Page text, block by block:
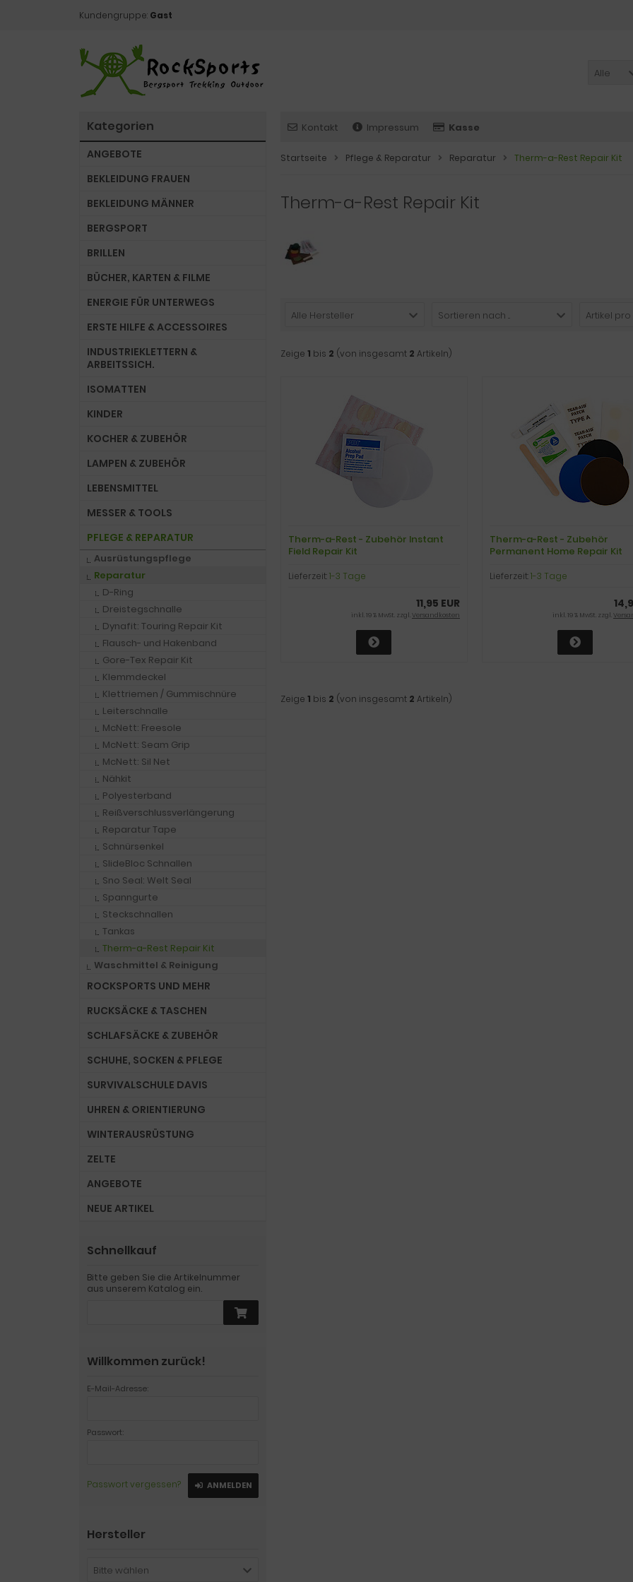
Kundengruppe: Gast
Alle
Kontakt Impressum Kasse
Startseite Pflege & Reparatur Reparatur Therm-a-Rest Repair Kit
Therm-a-Rest Repair Kit
Alle Hersteller Sortieren nach ... Artikel
Zeige 1 bis 2 (von insgesamt 2 Artikeln)
Therm-a-Rest - Zubehör Instant
Field Repair Kit
Lieferzeit:1-3 Tage
11,95 EUR
inkl. 19 % MwSt. zzgl.Versandkosten
Therm-a-Rest - Zubehör
Permanent Home Repair Kit
Lieferzeit:1-3 Tage
inkl. 19 % MwSt. zzgl.
Zeige 1 bis 2 (von insgesamt 2 Artikeln)
Kategorien
ANGEBOTE
BEKLEIDUNG FRAUEN
BEKLEIDUNG MÄNNER
BERGSPORT
BRILLEN
BÜCHER, KARTEN & FILME
ENERGIE FÜR UNTERWEGS
ERSTE HILFE & ACCESSOIRES
INDUSTRIEKLETTERN &
ARBEITSSICH.
ISOMATTEN
KINDER
KOCHER & ZUBEHÖR
LAMPEN & ZUBEHÖR
LEBENSMITTEL
MESSER & TOOLS
PFLEGE & REPARATUR
Ausrüstungspflege
Reparatur
D-Ring
Dreistegschnalle
Dynafit: Touring Repair Kit
Flausch- und Hakenband
Gore-Tex Repair Kit
Klemmdeckel
Klettriemen / Gummischnüre
Leiterschnalle
McNett: Freesole
McNett: Seam Grip
McNett: Sil Net
Nähkit
Polyesterband
Reißverschlussverlängerung
Reparatur Tape
Schnürsenkel
SlideBloc Schnallen
Sno Seal: Welt Seal
Spanngurte
Steckschnallen
Tankas
Therm-a-Rest Repair Kit
Waschmittel & Reinigung
ROCKSPORTS UND MEHR
RUCKSÄCKE & TASCHEN
SCHLAFSÄCKE & ZUBEHÖR
SCHUHE, SOCKEN & PFLEGE
SURVIVALSCHULE DAVIS
UHREN & ORIENTIERUNG
WINTERAUSRÜSTUNG
ZELTE
ANGEBOTE
NEUE ARTIKEL
Schnellkauf
Bitte geben Sie die Artikelnummer
aus unserem Katalog ein.
Willkommen zurück!
E-Mail-Adresse:
Passwort:
Passwort vergessen? ANMELDEN
Hersteller
Bitte wählen